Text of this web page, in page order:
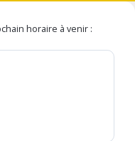
horaire à venir :